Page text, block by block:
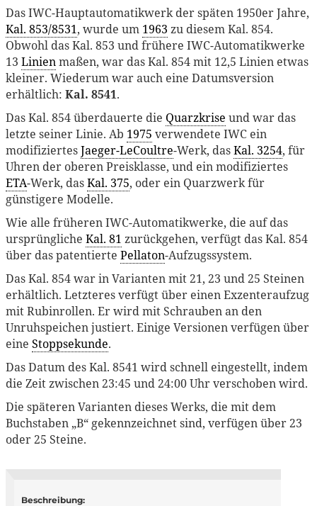
Das IWC-Hauptautomatikwerk der späten 1950er Jahre,
Kal. 853/8531, wurde um 1963 zu diesem Kal. 854.
Obwohl das Kal. 853 und frühere IWC-Automatikwerke
13 Linienmaßen, war das Kal. 854 mit 12,5 Linien etwas
kleiner. Wiederum war auch eine Datumsversion
erhältlich: Kal. 8541.
Das Kal. 854 überdauerte die Quarzkrise und war das
letzte seiner Linie. Ab 1975 verwendete IWC ein
modifiziertesJaeger-LeCoultre-Werk, dasKal. 3254, für
Uhren der oberen Preisklasse, und ein modifiziertes
ETA-Werk, dasKal. 375, oder ein Quarzwerk für
günstigere Modelle.
Wie alle früheren IWC-Automatikwerke, die auf das
ursprüngliche Kal. 81 zurückgehen, verfügt das Kal. 854
über das patentierte Pellaton-Aufzugssystem.
Das Kal. 854 war in Varianten mit 21, 23 und 25 Steinen
erhältlich. Letzteres verfügt über einen Exzenteraufzug
mit Rubinrollen. Er wird mit Schrauben an den
Unruhspeichen justiert. Einige Versionen verfügen über
eine Stoppsekunde.
Das Datum des Kal. 8541 wird schnell eingestellt, indem
die Zeit zwischen 23:45 und 24:00 Uhr verschoben wird.
Die späteren Varianten dieses Werks, die mit dem
Buchstaben „B“ gekennzeichnet sind, verfügen über 23
oder 25 Steine.
Beschreibung: